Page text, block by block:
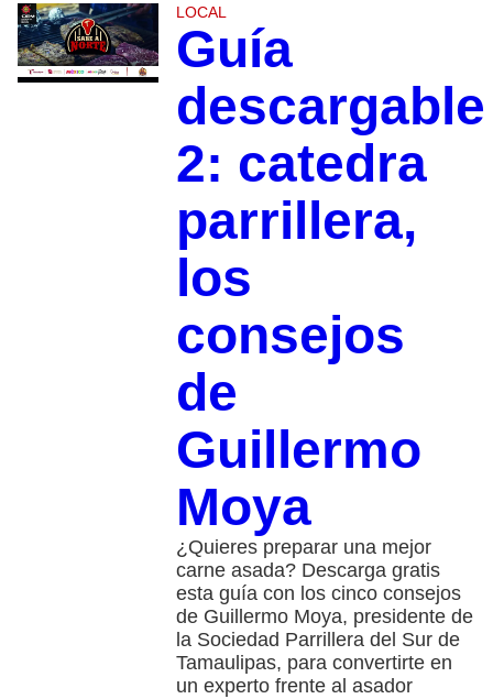
LOCAL
Guía
descargable
2: catedra
parrillera,
los
consejos
de
Guillermo
Moya
¿Quieres preparar una mejor
carne asada? Descarga gratis
esta guía con los cinco consejos
de Guillermo Moya, presidente de
la Sociedad Parrillera del Sur de
Tamaulipas, para convertirte en
un experto frente al asador